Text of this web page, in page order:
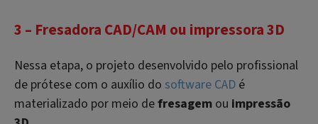
3 – Fresadora CAD/CAM ou impressora 3D
Nessa etapa, o projeto desenvolvido pelo profissional
de prótese com o auxílio do software CAD é
materializado por meio defresagem ou impressão